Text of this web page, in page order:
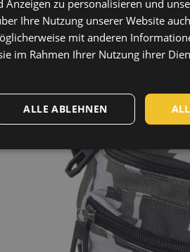
zu personalisieren und
Ihre Nutzung unserer Website
mit anderen
im Rahmen Ihrer Nutzung ihrer
ALLE ABLEHNEN